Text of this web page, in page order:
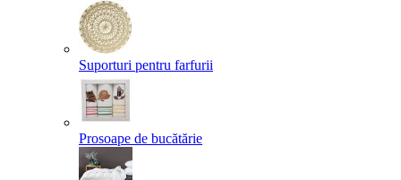
Suporturi pentru farfurii
Prosoape de bucătărie